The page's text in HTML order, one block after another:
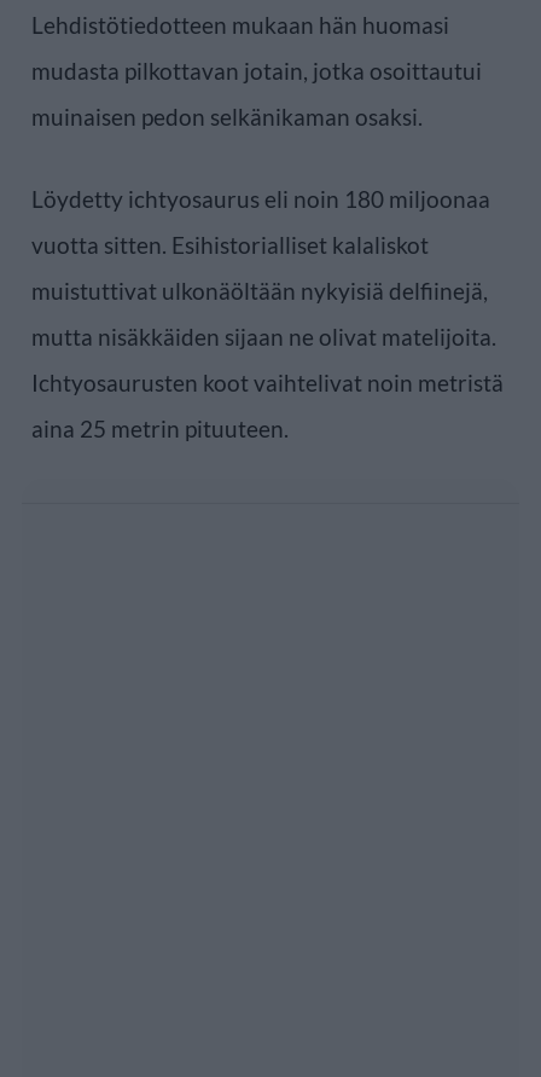
Lehdistötiedotteen mukaan hän huomasi
mudasta pilkottavan jotain, jotka osoittautui
muinaisen pedon selkänikaman osaksi.
Löydetty ichtyosaurus eli noin 180 miljoonaa
vuotta sitten. Esihistorialliset kalaliskot
muistuttivat ulkonäöltään nykyisiä delfiinejä,
mutta nisäkkäiden sijaan ne olivat matelijoita.
Ichtyosaurusten koot vaihtelivat noin metristä
aina 25 metrin pituuteen.